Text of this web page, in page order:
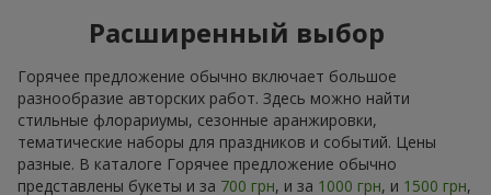
Расширенный выбор
Горячее предложение обычно включает большое
разнообразие авторских работ. Здесь можно найти
стильные флорариумы, сезонные аранжировки,
тематические наборы для праздников и событий. Цены
разные. В каталоге Горячее предложение обычно
представлены букеты и за 700 грн, и за 1000 грн, и 1500 грн,